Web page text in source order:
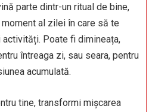
parte dintr-un ritual de bine,
al zilei în care să te
Poate fi dimineața,
întreaga zi, sau seara, pentru
acumulată.
tine, transformi mișcarea